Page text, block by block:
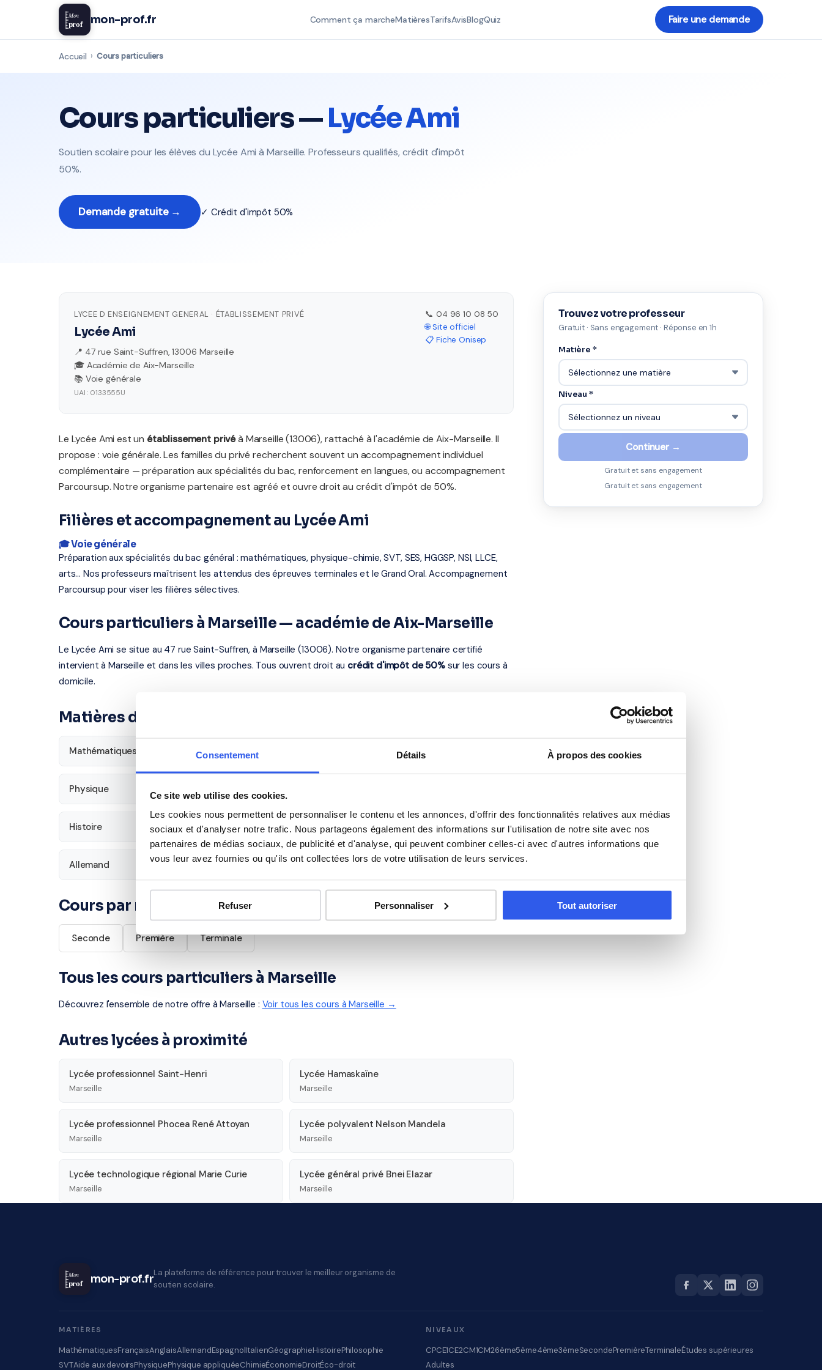
Consentement Détails À propos des cookies
Ce site web utilise des cookies.
Les cookies nous permettent de personnaliser le contenu et les annonces, d'offrir des fonctionnalités relatives aux médias
sociaux et d'analyser notre trafic. Nous partageons également des informations sur l'utilisation de notre site avec nos
partenaires de médias sociaux, de publicité et d'analyse, qui peuvent combiner celles-ci avec d'autres informations que
vous leur avez fournies ou qu'ils ont collectées lors de votre utilisation de leurs services.
Refuser Personnaliser Tout autoriser
Mon
prof mon-prof.fr Comment ça marcheMatièresTarifsAvisBlogQuiz Faire une demande
Accueil › Cours particuliers
Cours particuliers —Lycée Ami
Soutien scolaire pour les élèves du Lycée Ami à Marseille. Professeurs qualifiés, crédit d'impôt
50%.
Demande gratuite → ✓ Crédit d'impôt 50%
LYCEE D ENSEIGNEMENT GENERAL · ÉTABLISSEMENT PRIVÉ
Lycée Ami
📍 47 rue Saint-Suffren, 13006 Marseille
🎓 Académie de Aix-Marseille
📚 Voie générale
UAI : 0133555U
📞 04 96 10 08 50
🌐 Site officiel
📋 Fiche Onisep
Le Lycée Ami est un établissement privéà Marseille (13006), rattaché à l'académie de Aix-Marseille. Il
propose : voie générale. Les familles du privé recherchent souvent un accompagnement individuel
complémentaire — préparation aux spécialités du bac, renforcement en langues, ou accompagnement
Parcoursup. Notre organisme partenaire est agréé et ouvre droit au crédit d'impôt de 50%.
Filières et accompagnement au Lycée Ami
🎓 Voie générale
Préparation aux spécialités du bac général : mathématiques, physique-chimie, SVT, SES, HGGSP, NSI, LLCE,
arts... Nos professeurs maîtrisent les attendus des épreuves terminales et le Grand Oral. Accompagnement
Parcoursup pour viser les filières sélectives.
Cours particuliers à Marseille — académie de Aix-Marseille
Le Lycée Ami se situe au 47 rue Saint-Suffren, à Marseille (13006). Notre organisme partenaire certifié
intervient à Marseille et dans les villes proches. Tous ouvrent droit au crédit d'impôt de 50%sur les cours à
domicile.
Matières disponibles pour les élèves du Lycée Ami
Mathématiques Français Anglais
Physique SVT
Histoire Économie Espagnol
Allemand
Cours par niveau
Seconde Première Terminale
Tous les cours particuliers à Marseille
Découvrez l'ensemble de notre offre à Marseille : Voir tous les cours à Marseille →
Autres lycées à proximité
Lycée professionnel Saint-Henri
Marseille
Lycée Hamaskaïne
Marseille
Lycée professionnel Phocea René Attoyan
Marseille
Lycée polyvalent Nelson Mandela
Marseille
Lycée technologique régional Marie Curie
Marseille
Lycée général privé Bnei Elazar
Marseille
Trouvez votre professeur
Gratuit · Sans engagement · Réponse en 1h
Matière *
Niveau *
Continuer →
Gratuit et sans engagement
Gratuit et sans engagement
Mon
prof mon-prof.frLa plateforme de référence pour trouver le meilleur organisme de
soutien scolaire.
MATIÈRES
MathématiquesFrançaisAnglaisAllemandEspagnolItalienGéographieHistoirePhilosophie
SVTAide aux devoirsPhysiquePhysique appliquéeChimieÉconomieDroitÉco-droit
NIVEAUX
CPCE1CE2CM1CM26ème5ème4ème3èmeSecondePremièreTerminaleÉtudes supérieures
Adultes